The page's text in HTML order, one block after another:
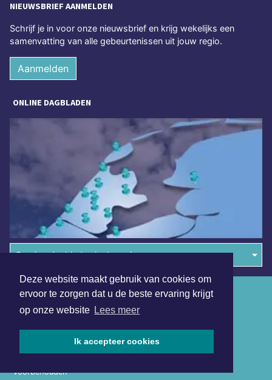
Deze website maakt gebruik van cookies om
ervoor te zorgen dat u de beste ervaring krijgt
op onze website Lees meer
Ik accepteer cookies
NIEUWSBRIEF AANMELDEN
Schrijf je in voor onze nieuwsbrief en krijg wekelijks een
samenvatting van alle gebeurtenissen uit jouw regio.
Aanmelden
ONLINE DAGBLADEN
Overige dagbladen in de regio
voorbehouden
Algemene voorwaarden
Disclaimer